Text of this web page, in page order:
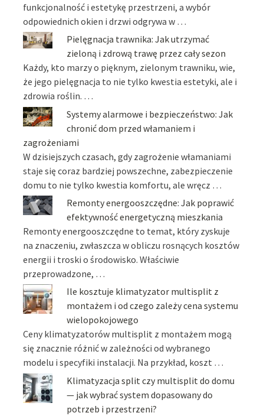
funkcjonalność i estetykę przestrzeni, a wybór
odpowiednich okien i drzwi odgrywa w …
Pielęgnacja trawnika: Jak utrzymać
zieloną i zdrową trawę przez cały sezon
Każdy, kto marzy o pięknym, zielonym trawniku, wie,
że jego pielęgnacja to nie tylko kwestia estetyki, ale i
zdrowia roślin. …
Systemy alarmowe i bezpieczeństwo: Jak
chronić dom przed włamaniem i
zagrożeniami
W dzisiejszych czasach, gdy zagrożenie włamaniami
staje się coraz bardziej powszechne, zabezpieczenie
domu to nie tylko kwestia komfortu, ale wręcz …
Remonty energooszczędne: Jak poprawić
efektywność energetyczną mieszkania
Remonty energooszczędne to temat, który zyskuje
na znaczeniu, zwłaszcza w obliczu rosnących kosztów
energii i troski o środowisko. Właściwie
przeprowadzone, …
Ile kosztuje klimatyzator multisplit z
montażem i od czego zależy cena systemu
wielopokojowego
Ceny klimatyzatorów multisplit z montażem mogą
się znacznie różnić w zależności od wybranego
modelu i specyfiki instalacji. Na przykład, koszt …
Klimatyzacja split czy multisplit do domu
— jak wybrać system dopasowany do
potrzeb i przestrzeni?